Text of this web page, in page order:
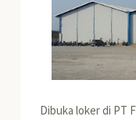
Dibuka loker di PT